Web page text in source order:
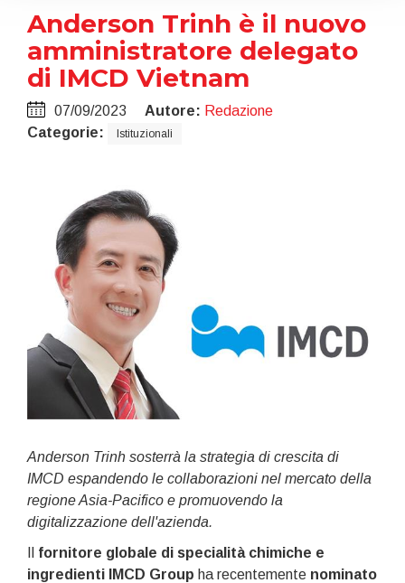
Anderson Trinh è il nuovo
amministratore delegato
di IMCD Vietnam
07/09/2023 Autore: Redazione
Categorie:
Istituzionali
Anderson Trinh sosterrà la strategia di crescita di
IMCD espandendo le collaborazioni nel mercato della
regione Asia-Pacifico e promuovendo la
digitalizzazione dell'azienda.
fornitore globale di specialità chimiche e
ingredienti IMCD Group ha recentemente nominato